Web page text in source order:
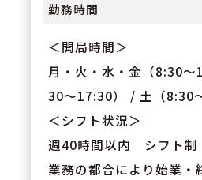
勤務時間
＜開局時間＞
月・火・水・金（8:30
30～17:30） / 土（8:30
＜シフト状況＞
週40時間以内 シフト制
業務の都合により始業・